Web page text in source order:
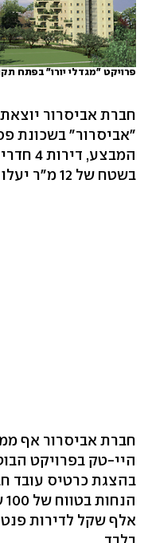
פרויקט "מגדלי יורו" בפתח
חברת אביסרור
"אביסרור" בשכונת
בשטח של 12 מ"ר יעלו החל מ-1.259 מיליון שקל.
חברת אביסרור אף
היי-טק בפרויקט
בהצגת כרטיס עובד